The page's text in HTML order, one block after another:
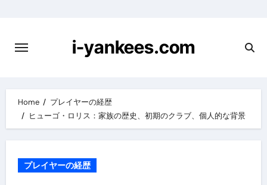
content
i-yankees.com
Home
プレイヤーの経歴
ヒューゴ・ロリス：家族の歴史、初期のクラブ、個人的な背景
プレイヤーの経歴